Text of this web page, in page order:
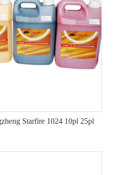
Starfire 1024 10pl 25pl